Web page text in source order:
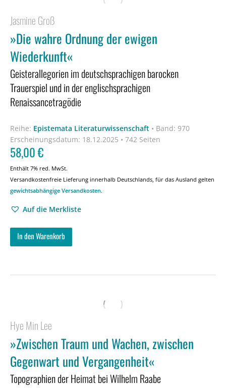
Jasmine Groß
»Die wahre Ordnung der ewigen
Wiederkunft«
Geisterallegorien im deutschsprachigen barocken
Trauerspiel und in der englischsprachigen
Renaissancetragödie
Reihe: Epistemata Literaturwissenschaft • Band: 970
Erscheinungsdatum: 18.12.2025 • 742 Seiten
58,00€
Enthält 7% red. MwSt.
Versandkostenfreie Lieferung innerhalb Deutschlands, für das Ausland gelten
gewichtsabhängige Versandkosten.
Auf die Merkliste
In den Warenkorb
Hye Min Lee
»Zwischen Traum und Wachen, zwischen
Gegenwart und Vergangenheit«
Topographien der Heimat bei Wilhelm Raabe